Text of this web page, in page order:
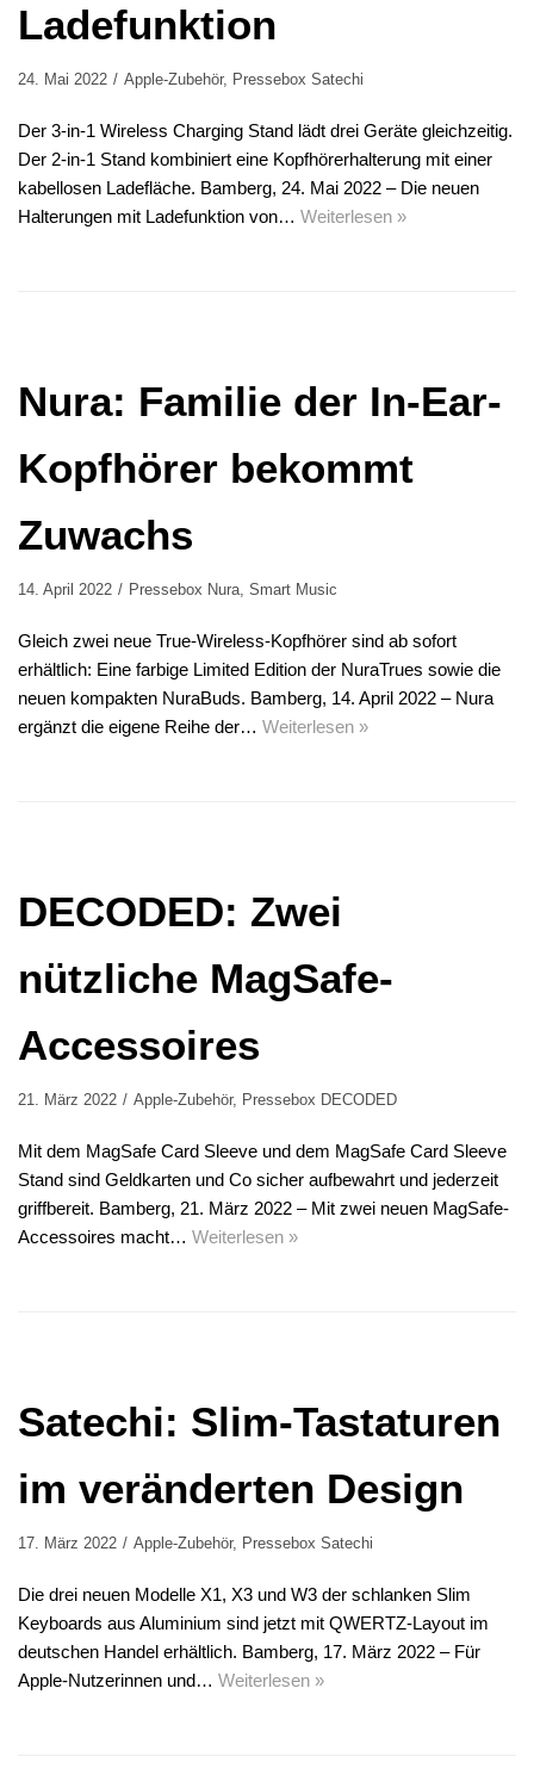
Ladefunktion
24. Mai 2022 Apple-Zubehör, Pressebox Satechi
Der 3-in-1 Wireless Charging Stand lädt drei Geräte gleichzeitig.
Der 2-in-1 Stand kombiniert eine Kopfhörerhalterung mit einer
kabellosen Ladefläche. Bamberg, 24. Mai 2022 – Die neuen
Halterungen mit Ladefunktion von… Weiterlesen »
Nura: Familie der In-Ear-
Kopfhörer bekommt
Zuwachs
14. April 2022 Pressebox Nura, Smart Music
Gleich zwei neue True-Wireless-Kopfhörer sind ab sofort
erhältlich: Eine farbige Limited Edition der NuraTrues sowie die
neuen kompakten NuraBuds. Bamberg, 14. April 2022 – Nura
ergänzt die eigene Reihe der… Weiterlesen »
DECODED: Zwei
nützliche MagSafe-
Accessoires
21. März 2022 Apple-Zubehör, Pressebox DECODED
Mit dem MagSafe Card Sleeve und dem MagSafe Card Sleeve
Stand sind Geldkarten und Co sicher aufbewahrt und jederzeit
griffbereit. Bamberg, 21. März 2022 – Mit zwei neuen MagSafe-
Accessoires macht… Weiterlesen »
Satechi: Slim-Tastaturen
im veränderten Design
17. März 2022 Apple-Zubehör, Pressebox Satechi
Die drei neuen Modelle X1, X3 und W3 der schlanken Slim
Keyboards aus Aluminium sind jetzt mit QWERTZ-Layout im
deutschen Handel erhältlich. Bamberg, 17. März 2022 – Für
Apple-Nutzerinnen und… Weiterlesen »